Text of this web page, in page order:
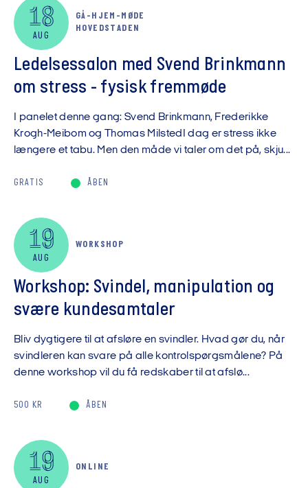
18
AUG
GÅ-HJEM-MØDE
HOVEDSTADEN
Ledelsessalon med Svend Brinkmann
om stress - fysisk fremmøde
I panelet denne gang: Svend Brinkmann, Frederikke
Krogh-Meibom og Thomas MilstedI dag er stress ikke
længere et tabu. Men den måde vi taler om det på, skju...
GRATIS ÅBEN
19
AUG
WORKSHOP
Workshop: Svindel, manipulation og
svære kundesamtaler
Bliv dygtigere til at afsløre en svindler. Hvad gør du, når
svindleren kan svare på alle kontrolspørgsmålene? På
denne workshop vil du få redskaber til at afslø...
500 KR ÅBEN
19
AUG
ONLINE